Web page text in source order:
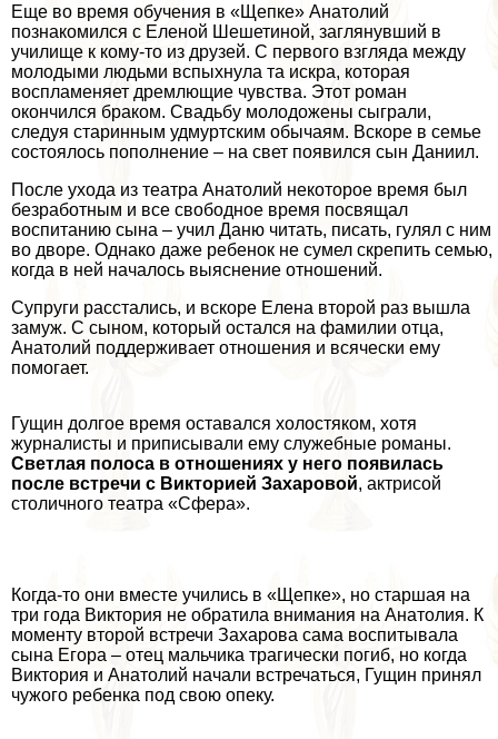
Еще во время обучения в «Щепке» Анатолий
познакомился с Еленой Шешетиной, заглянувший в
училище к кому-то из друзей. С первого взгляда между
молодыми людьми вспыхнула та искра, которая
воспламеняет дремлющие чувства. Этот роман
окончился бpaком. Свадьбу молодожены сыграли,
следуя старинным удмуртским обычаям. Вскоре в семье
состоялось пополнение – на свет появился сын Даниил.
После ухода из театра Анатолий некоторое время был
безработным и все свободное время посвящал
воспитанию сына – учил Даню читать, писать, гулял с ним
во дворе. Однако даже ребенок не сумел скрепить семью,
когда в ней началось выяснение отношений.
Супруги расстались, и вскоре Елена второй раз вышла
замуж. С сыном, который остался на фамилии отца,
Анатолий поддерживает отношения и всячески ему
помогает.
Гущин долгое время оставался холостяком, хотя
журналисты и приписывали ему служебные романы.
Светлая полоса в отношениях у него появилась
после встречи с Викторией Захаровой, актрисой
столичного театра «Сфера».
Когда-то они вместе учились в «Щепке», но старшая на
три года Виктория не обратила внимания на Анатолия. К
моменту второй встречи Захарова сама воспитывала
сына Егора – отец мальчика трагически погиб, но когда
Виктория и Анатолий начали встречаться, Гущин принял
чужого ребенка под свою опеку.